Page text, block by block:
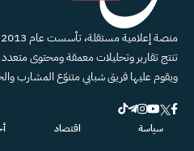
تنتج تقارير وتحليلات معمقة ومحتوى متعدد
ويقوم عليها فريق شبابي متنوّع المشارب
سياسة
اقتصاد